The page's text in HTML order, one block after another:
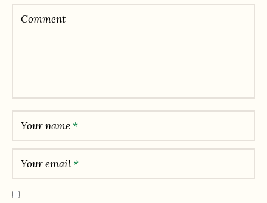
Comment
Your name *
Your email *